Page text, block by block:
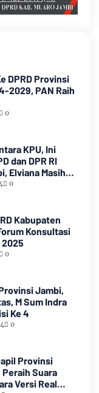
DPRD Provinsi
2029, PAN Raih
0
KPU, Ini
DPR RI
Elviana Masih
0
Kabupaten
Konsultasi
2025
0
Jambi,
M Sum Indra
Ke 4
0
Provinsi
Suara
Versi Real